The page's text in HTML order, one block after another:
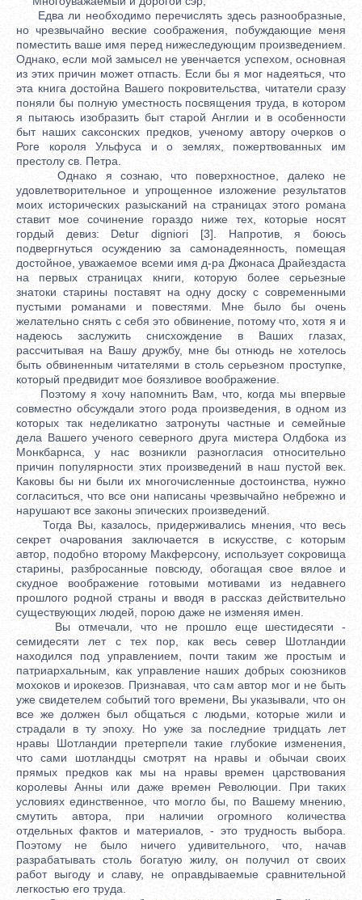
Едва ли необходимо перечислять здесь разнообразные,
но чрезвычайно веские соображения, побуждающие меня
поместить ваше имя перед нижеследующим произведением.
Однако, если мой замысел не увенчается успехом, основная
из этих причин может отпасть. Если бы я мог надеяться, что
эта книга достойна Вашего покровительства, читатели сразу
поняли бы полную уместность посвящения труда, в котором
я пытаюсь изобразить быт старой Англии и в особенности
быт наших саксонских предков, ученому автору очерков о
Роге короля Ульфуса и о землях, пожертвованных им
престолу св. Петра.
Однако я сознаю, что поверхностное, далеко не
удовлетворительное и упрощенное изложение результатов
моих исторических разысканий на страницах этого романа
ставит мое сочинение гораздо ниже тех, которые носят
гордый девиз: Detur digniori [3]. Напротив, я боюсь
подвергнуться осуждению за самонадеянность, помещая
достойное, уважаемое всеми имя д-ра Джонаса Драйездаста
на первых страницах книги, которую более серьезные
знатоки старины поставят на одну доску с современными
пустыми романами и повестями. Мне было бы очень
желательно снять с себя это обвинение, потому что, хотя я и
надеюсь заслужить снисхождение в Ваших глазах,
рассчитывая на Вашу дружбу, мне бы отнюдь не хотелось
быть обвиненным читателями в столь серьезном проступке,
который предвидит мое боязливое воображение.
Поэтому я хочу напомнить Вам, что, когда мы впервые
совместно обсуждали этого рода произведения, в одном из
которых так неделикатно затронуты частные и семейные
дела Вашего ученого северного друга мистера Олдбока из
Монкбарнса, у нас возникли разногласия относительно
причин популярности этих произведений в наш пустой век.
Каковы бы ни были их многочисленные достоинства, нужно
согласиться, что все они написаны чрезвычайно небрежно и
нарушают все законы эпических произведений.
Тогда Вы, казалось, придерживались мнения, что весь
секрет очарования заключается в искусстве, с которым
автор, подобно второму Макферсону, использует сокровища
старины, разбросанные повсюду, обогащая свое вялое и
скудное воображение готовыми мотивами из недавнего
прошлого родной страны и вводя в рассказ действительно
существующих людей, порою даже не изменяя имен.
Вы отмечали, что не прошло еще шестидесяти -
семидесяти лет с тех пор, как весь север Шотландии
находился под управлением, почти таким же простым и
патриархальным, как управление наших добрых союзников
мохоков и ирокезов. Признавая, что сам автор мог и не быть
уже свидетелем событий того времени, Вы указывали, что он
все же должен был общаться с людьми, которые жили и
страдали в ту эпоху. Но уже за последние тридцать лет
нравы Шотландии претерпели такие глубокие изменения,
что сами шотландцы смотрят на нравы и обычаи своих
прямых предков как мы на нравы времен царствования
королевы Анны или даже времен Революции. При таких
условиях единственное, что могло бы, по Вашему мнению,
смутить автора, при наличии огромного количества
отдельных фактов и материалов, - это трудность выбора.
Поэтому не было ничего удивительного, что, начав
разрабатывать столь богатую жилу, он получил от своих
работ выгоду и славу, не оправдываемые сравнительной
легкостью его труда.